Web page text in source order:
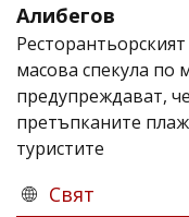
Алибегов
масова спекула по
предупреждават,
претъпканите
туристите
Свят